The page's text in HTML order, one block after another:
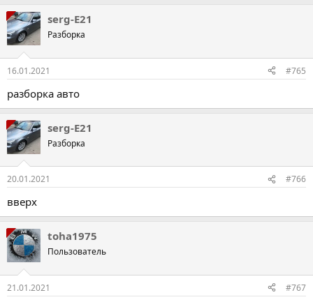
serg-E21
Разборка
16.01.2021 #765
разборка авто
serg-E21
Разборка
20.01.2021 #766
вверх
toha1975
Пользователь
21.01.2021 #767